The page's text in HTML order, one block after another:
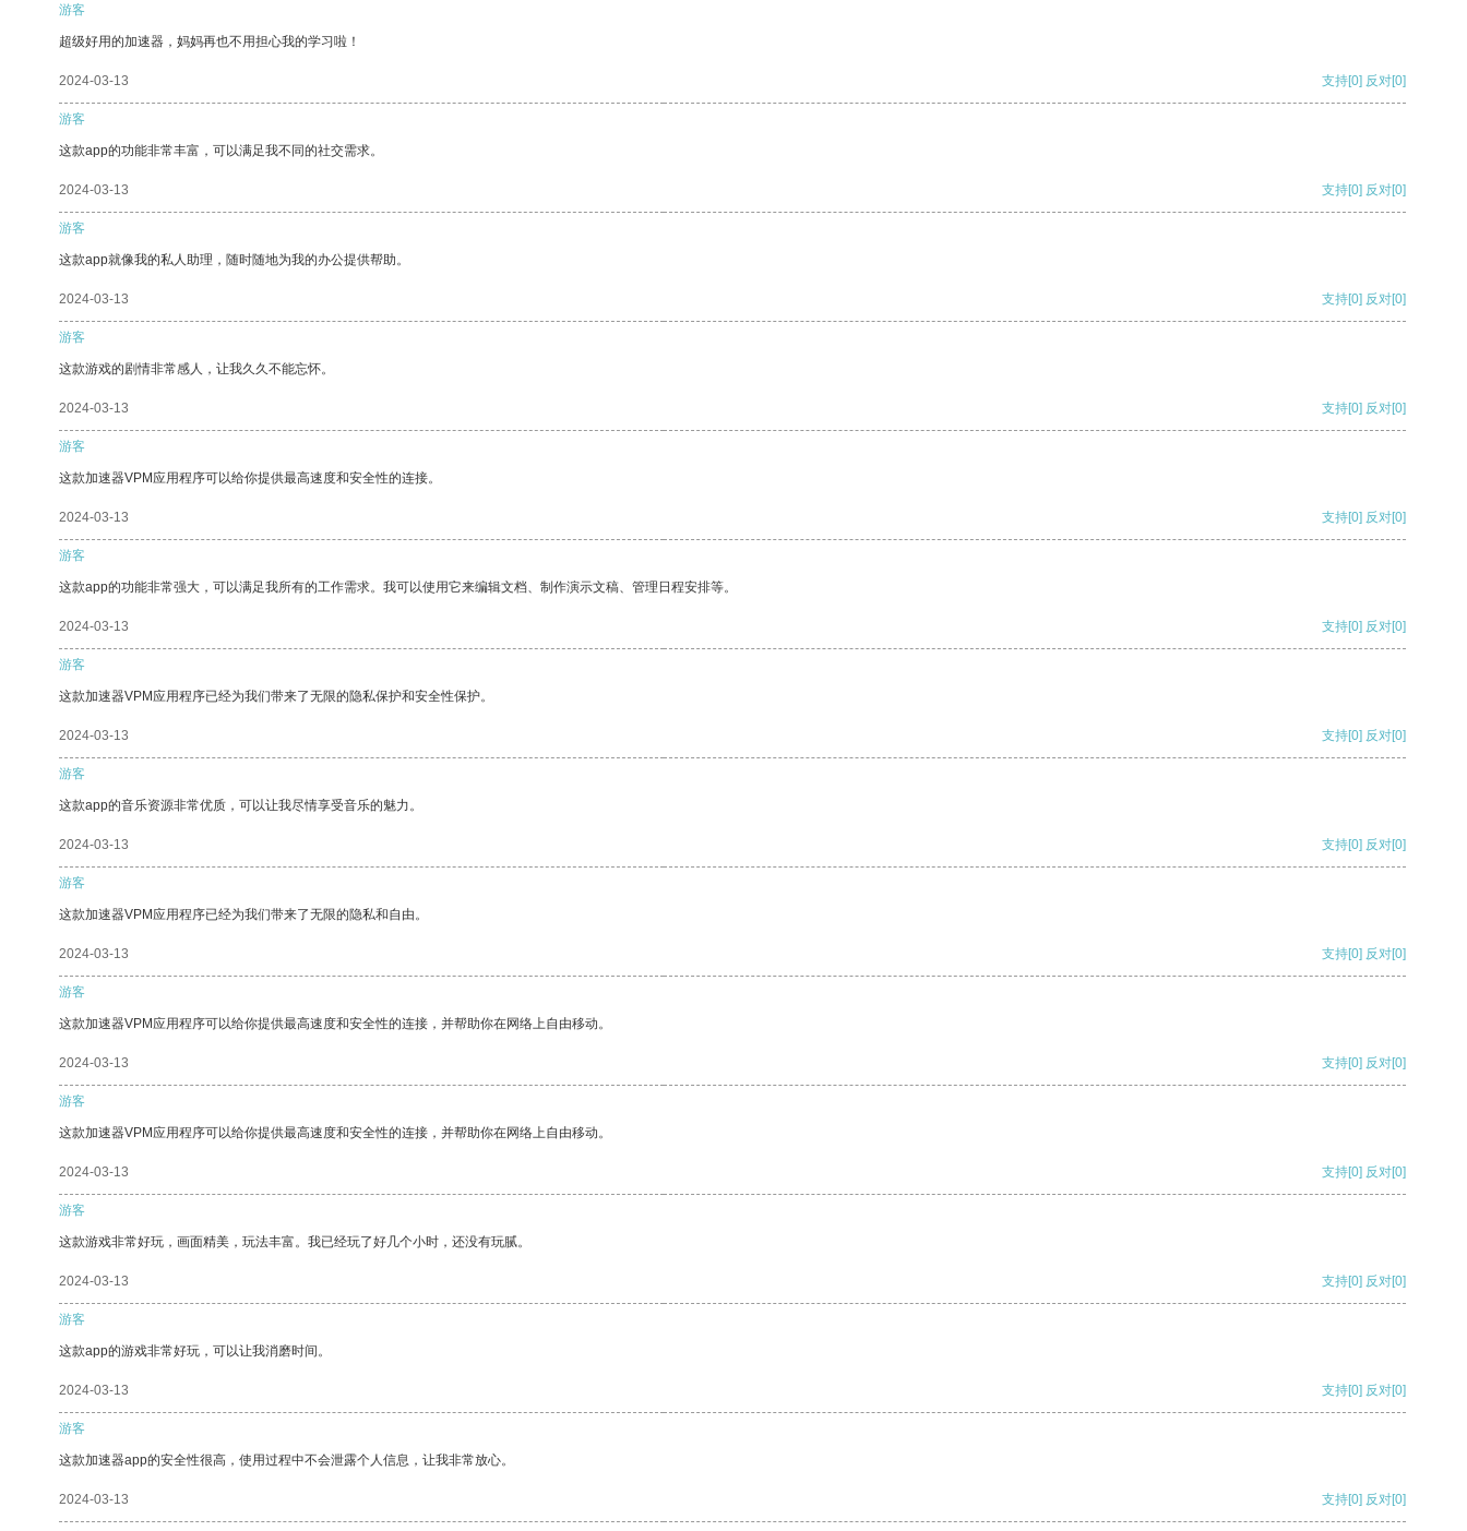
游客
超级好用的加速器，妈妈再也不用担心我的学习啦！
2024-03-13 支持[0] 反对[0]
游客
这款app的功能非常丰富，可以满足我不同的社交需求。
2024-03-13 支持[0] 反对[0]
游客
这款app就像我的私人助理，随时随地为我的办公提供帮助。
2024-03-13 支持[0] 反对[0]
游客
这款游戏的剧情非常感人，让我久久不能忘怀。
2024-03-13 支持[0] 反对[0]
游客
这款加速器VPM应用程序可以给你提供最高速度和安全性的连接。
2024-03-13 支持[0] 反对[0]
游客
这款app的功能非常强大，可以满足我所有的工作需求。我可以使用它来编辑文档、制作演示文稿、管理日程安排等。
2024-03-13 支持[0] 反对[0]
游客
这款加速器VPM应用程序已经为我们带来了无限的隐私保护和安全性保护。
2024-03-13 支持[0] 反对[0]
游客
这款app的音乐资源非常优质，可以让我尽情享受音乐的魅力。
2024-03-13 支持[0] 反对[0]
游客
这款加速器VPM应用程序已经为我们带来了无限的隐私和自由。
2024-03-13 支持[0] 反对[0]
游客
这款加速器VPM应用程序可以给你提供最高速度和安全性的连接，并帮助你在网络上自由移动。
2024-03-13 支持[0] 反对[0]
游客
这款加速器VPM应用程序可以给你提供最高速度和安全性的连接，并帮助你在网络上自由移动。
2024-03-13 支持[0] 反对[0]
游客
这款游戏非常好玩，画面精美，玩法丰富。我已经玩了好几个小时，还没有玩腻。
2024-03-13 支持[0] 反对[0]
游客
这款app的游戏非常好玩，可以让我消磨时间。
2024-03-13 支持[0] 反对[0]
游客
这款加速器app的安全性很高，使用过程中不会泄露个人信息，让我非常放心。
2024-03-13 支持[0] 反对[0]